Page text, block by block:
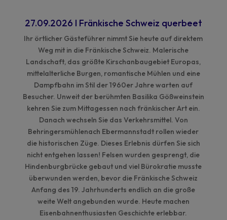
27.09.2026 I Fränkische Schweiz querbeet
Ihr örtlicher Gästeführer nimmt Sie heute auf direktem
Weg mit in die Fränkische Schweiz. Malerische
Landschaft, das größte Kirschanbaugebiet Europas,
mittelalterliche Burgen, romantische Mühlen und eine
Dampfbahn im Stil der 1960er Jahre warten auf
Besucher. Unweit der berühmten Basilika Gößweinstein
kehren Sie zum Mittagessen nach fränkischer Art ein.
Danach wechseln Sie das Verkehrsmittel. Von
Behringersmühlenach Ebermannstadt rollen wieder
die historischen Züge. Dieses Erlebnis dürfen Sie sich
nicht entgehen lassen! Felsen wurden gesprengt, die
Hindenburgbrücke gebaut und viel Bürokratie musste
überwunden werden, bevor die Fränkische Schweiz
Anfang des 19. Jahrhunderts endlich an die große
weite Welt angebunden wurde. Heute machen
Eisenbahnenthusiasten Geschichte erlebbar.